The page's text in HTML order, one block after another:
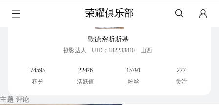
荣耀俱乐部
歌德密斯斯基
摄影达人 UID：182233810 山西
74595
积分
22426
活跃值
15791
粉丝
277
关注
主题 评论